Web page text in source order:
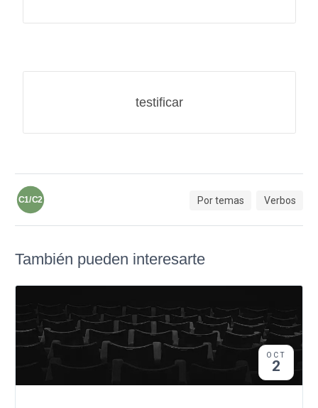
testificar
C1/C2 Por temas Verbos
También pueden interesarte
OCT
2